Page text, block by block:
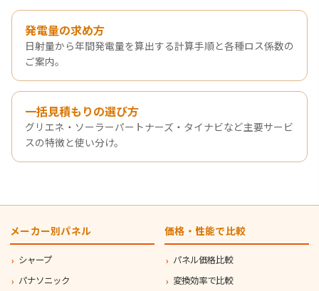
発電量の求め方
日射量から年間発電量を算出する計算手順と各種ロス係数の
ご案内。
一括見積もりの選び方
グリエネ・ソーラーパートナーズ・タイナビなど主要サービ
スの特徴と使い分け。
メーカー別パネル
シャープ
パナソニック
価格・性能で比較
パネル価格比較
変換効率で比較